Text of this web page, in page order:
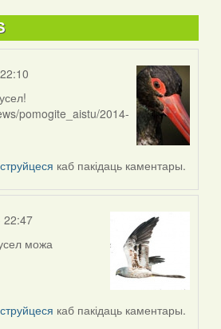
pomogite_aistu/2014-
каб пакідаць каментары.
22:47
можа
каб пакідаць каментары.